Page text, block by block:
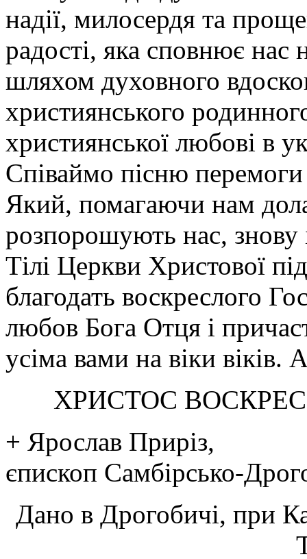
надії, милосердя та
радості, яка сповнює
шляхом духовного
християнського
християнської любові в
Співаймо пісню перемоги
Який, помагаючи нам
розпорошують нас, знову
Тілі Церкви Христової
благодать воскреслого
любов Бога Отця і
усіма вами на віки віків.
ХРИСТОС
+ Ярослав Приріз,
єпископ Самбірсько-
Дано в Дрогобичі, при